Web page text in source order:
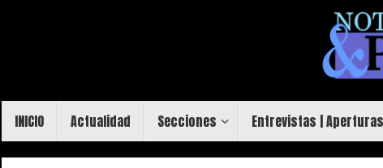
contenido
INICIO Actualidad Secciones Entrevistas | Aperturas